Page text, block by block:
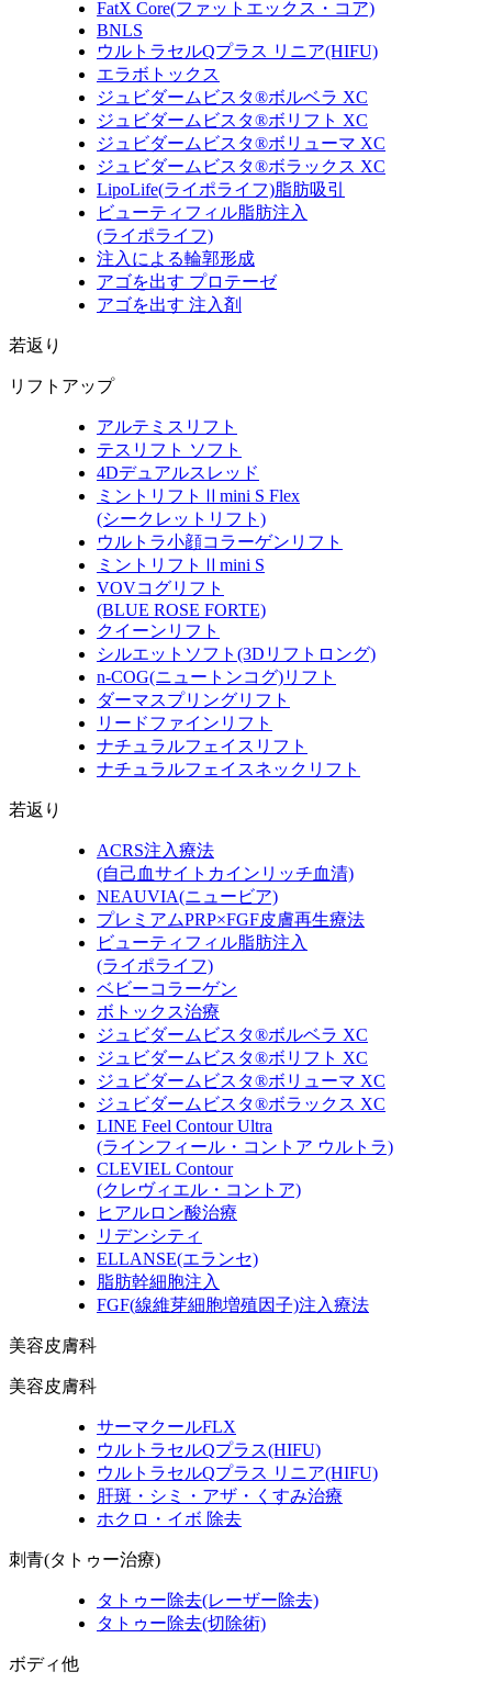
FatX Core(ファットエックス・コア)
BNLS
ウルトラセルQプラス リニア(HIFU)
エラボトックス
ジュビダームビスタ®ボルベラ XC
ジュビダームビスタ®ボリフト XC
ジュビダームビスタ®ボリューマ XC
ジュビダームビスタ®ボラックス XC
LipoLife(ライポライフ)脂肪吸引
ビューティフィル脂肪注入
(ライポライフ)
注入による輪郭形成
アゴを出す プロテーゼ
アゴを出す 注入剤
若返り
リフトアップ
アルテミスリフト
テスリフト ソフト
4Dデュアルスレッド
ミントリフトⅡmini S Flex
(シークレットリフト)
ウルトラ小顔コラーゲンリフト
ミントリフトⅡmini S
VOVコグリフト
(BLUE ROSE FORTE)
クイーンリフト
シルエットソフト (3Dリフトロング)
n-COG(ニュートンコグ)リフト
ダーマスプリングリフト
リードファインリフト
ナチュラルフェイスリフト
ナチュラルフェイスネックリフト
若返り
ACRS注入療法
(自己血サイトカインリッチ血清)
NEAUVIA(ニュービア)
プレミアムPRP×FGF皮膚再生療法
ビューティフィル脂肪注入
(ライポライフ)
ベビーコラーゲン
ボトックス治療
ジュビダームビスタ®ボルベラ XC
ジュビダームビスタ®ボリフト XC
ジュビダームビスタ®ボリューマ XC
ジュビダームビスタ®ボラックス XC
LINE Feel Contour Ultra
(ラインフィール・コントア ウルトラ)
CLEVIEL Contour
(クレヴィエル・コントア)
ヒアルロン酸治療
リデンシティ
ELLANSE(エランセ)
脂肪幹細胞注入
FGF(線維芽細胞増殖因子)注入療法
美容皮膚科
美容皮膚科
サーマクールFLX
ウルトラセルQプラス(HIFU)
ウルトラセルQプラス リニア(HIFU)
肝斑・シミ・アザ・くすみ治療
ホクロ・イボ 除去
刺青(タトゥー治療)
タトゥー除去(レーザー除去)
タトゥー除去(切除術)
ボディ他